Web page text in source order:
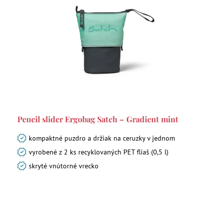
Pencil slider Ergobag Satch – Gradient mint
kompaktné puzdro a držiak na ceruzky v jednom
vyrobené z 2 ks recyklovaných PET fliaš (0,5 l)
skryté vnútorné vrecko